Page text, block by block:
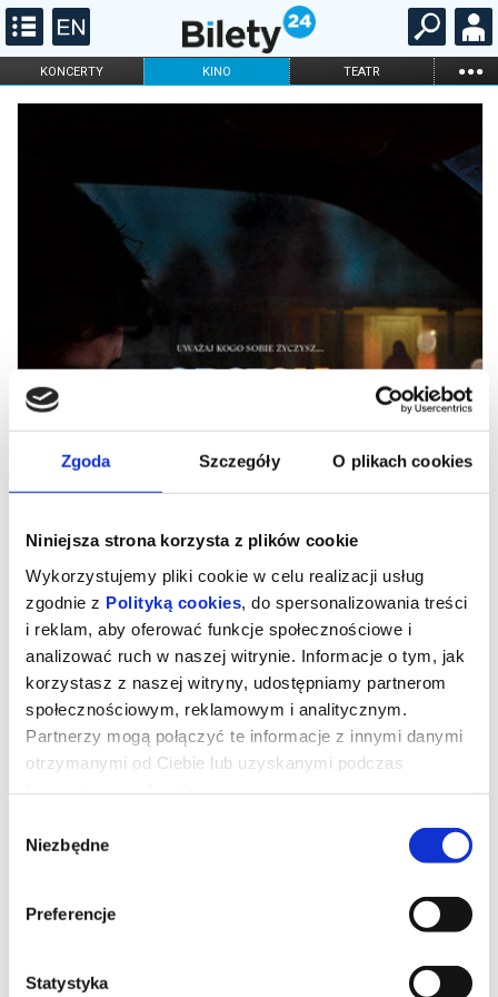
Zgoda Szczegóły O plikach cookies
Niniejsza strona korzysta z plików cookie
Wykorzystujemy pliki cookie w celu realizacji usług
zgodnie z Polityką cookies , do spersonalizowania treści
i reklam, aby oferować funkcje społecznościowe i
analizować ruch w naszej witrynie. Informacje o tym, jak
korzystasz z naszej witryny, udostępniamy partnerom
społecznościowym, reklamowym i analitycznym.
Partnerzy mogą połączyć te informacje z innymi danymi
otrzymanymi od Ciebie lub uzyskanymi podczas
zgody
Niezbędne
Preferencje
Statystyka
KONCERTY KINO TEATR ...
FILHARMONIA OPERA I BALET
Udostępnij
Bear (Michael Johnston) platonicznie zakochany w swojej
spełniające życzenia „One Wish Willow”. Zabawka naprawdę
działa i chłopak otrzymuje dokładnie to, o co prosił, ale wkrótce